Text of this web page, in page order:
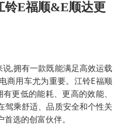
铃E福顺&E顺达更
,拥有一款既能满足高效运载
商用车尤为重要。江铃E福顺
更低的能耗、更高的效能、
驾乘舒适、品质安全和个性关
选的创富伙伴。